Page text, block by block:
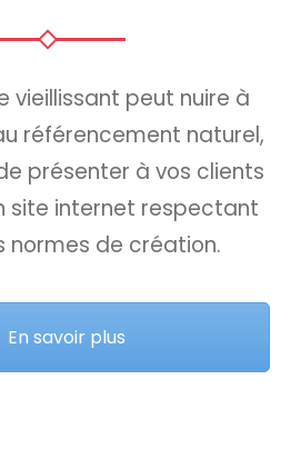
vieillissant peut nuire à
référencement naturel,
présenter à vos clients
site internet respectant
normes de création.
En savoir plus